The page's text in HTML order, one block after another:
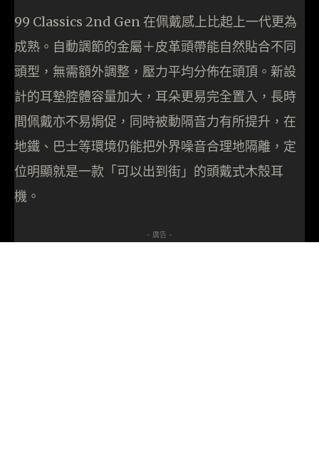
99 Classics 2nd Gen 在佩戴感上比起上一代更為
成熟。自動調節的金屬＋皮革頭帶能自然貼合不同
頭型，無需額外調整，壓力平均分佈在頭頂。新設
計的耳墊腔體容量加大，耳朵更易完全置入，長時
間佩戴亦不易焗促，同時被動隔音力有所提升，在
地鐵、巴士等環境仍能把外界噪音合理地隔離，定
位明顯就是一款「可以出到街」的頭戴式木殼耳
機。​
- 廣告 -